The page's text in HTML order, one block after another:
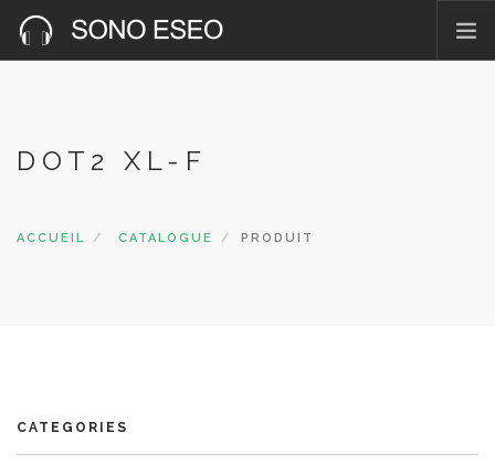
NOS RÉALISATIONS
CATALOGUE
DOT2 XL-F
ACCUEIL CATALOGUE PRODUIT
CATEGORIES